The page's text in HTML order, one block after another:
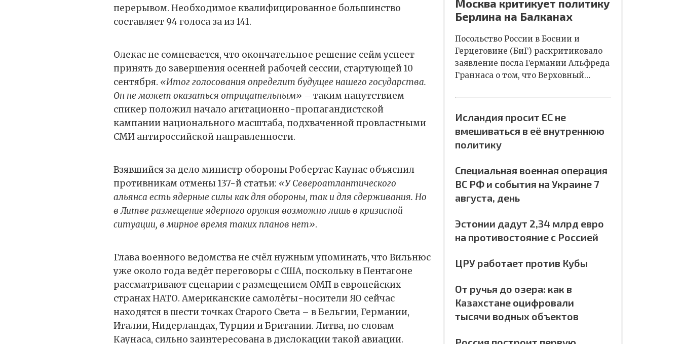
перерывом. Необходимое квалифицированное большинство
составляет 94 голоса за из 141.
Олекас не сомневается, что окончательное решение сейм успеет
принять до завершения осенней рабочей сессии, стартующей 10
сентября. «Итог голосования определит будущее нашего государства.
Он не может оказаться отрицательным» – таким напутствием
спикер положил начало агитационно-пропагандистской
кампании национального масштаба, подхваченной провластными
СМИ антироссийской направленности.
Взявшийся за дело министр обороны Робертас Каунас объяснил
противникам отмены 137-й статьи: «У Североатлантического
альянса есть ядерные силы как для обороны, так и для сдерживания. Но
в Литве размещение ядерного оружия возможно лишь в кризисной
ситуации, в мирное время таких планов нет».
Глава военного ведомства не счёл нужным упоминать, что Вильнюс
уже около года ведёт переговоры с США, поскольку в Пентагоне
рассматривают сценарии с размещением ОМП в европейских
странах НАТО. Американские самолёты-носители ЯО сейчас
находятся в шести точках Старого Света – в Бельгии, Германии,
Италии, Нидерландах, Турции и Британии. Литва, по словам
Каунаса, сильно заинтересована в дислокации такой авиации.
Москва критикует политику
Берлина на Балканах
Посольство России в Боснии и
Герцеговине (БиГ) раскритиковало
заявление посла Германии Альфреда
Граннаса о том, что Верховный…
Исландия просит ЕС не
вмешиваться в её внутреннюю
политику
Специальная военная операция
ВС РФ и события на Украине 7
августа, день
Эстонии дадут 2,34 млрд евро
на противостояние с Россией
ЦРУ работает против Кубы
От ручья до озера: как в
Казахстане оцифровали
тысячи водных объектов